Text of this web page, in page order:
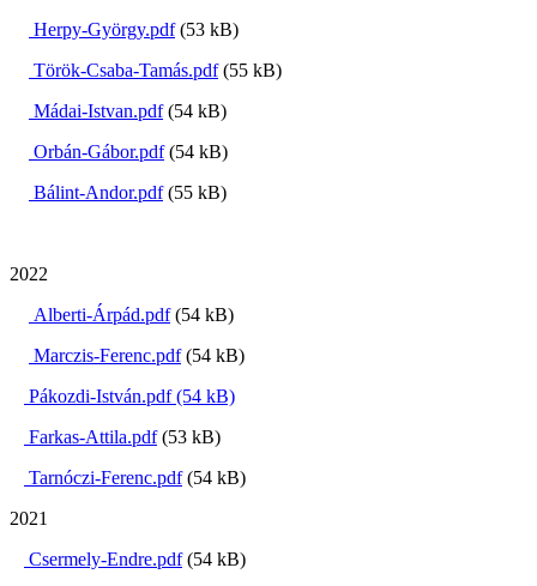
Herpy-György.pdf(53 kB)
Török-Csaba-Tamás.pdf(55 kB)
Mádai-Istvan.pdf(54 kB)
Orbán-Gábor.pdf(54 kB)
Bálint-Andor.pdf(55 kB)
2022
Alberti-Árpád.pdf(54 kB)
Marczis-Ferenc.pdf(54 kB)
Pákozdi-István.pdf(54 kB)
Farkas-Attila.pdf(53 kB)
Tarnóczi-Ferenc.pdf(54 kB)
2021
Csermely-Endre.pdf(54 kB)